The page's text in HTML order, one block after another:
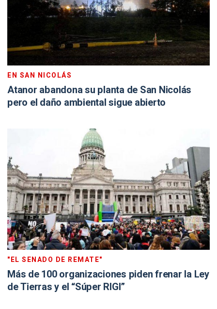
EN SAN NICOLÁS
Atanor abandona su planta de San Nicolás
pero el daño ambiental sigue abierto
"EL SENADO DE REMATE"
Más de 100 organizaciones piden frenar la Ley
de Tierras y el “Súper RIGI”